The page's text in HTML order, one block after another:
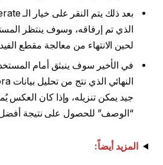
الذي تم إرفاقه، وسوف ينتظر
لحين الانتهاء من معالجة مقطع
في الأخير سوف ينبثق أمام
جيد يمكن تنزيله، وإذا كان العكس
“الوصف” للحصول على نتيجة
المزيد أيضاً: